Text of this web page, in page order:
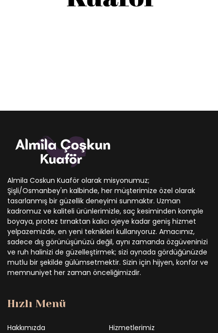
Almila Coskun Kuaför olarak misyonumuz;
Şişli/Osmanbey'ın kalbinde, her müşterimize özel olarak
tasarlanmış bir güzellik deneyimi sunmaktır. Uzman
kadromuz ve kaliteli ürünlerimizle, saç kesiminden komple
boyaya, protez tırnaktan kalıcı ojeye kadar geniş hizmet
yelpazemizde, en yeni teknikleri kullanıyoruz. Amacımız,
sadece dış görünüşünüzü değil, aynı zamanda özgüveninizi
ve ruh halinizi de güzelleştirmek; sizi aynada gördüğünüzde
mutlu bir şekilde gülümsetmektir. Sizin için hijyen, konfor ve
memnuniyet her zaman önceliğimizdir.
Hızlı Menü
Hakkımızda
Hizmetlerimiz